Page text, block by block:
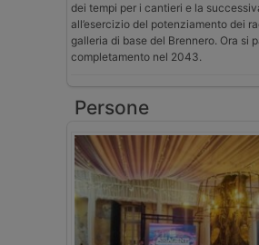
dei tempi per i cantieri e la
all’esercizio del potenziamento dei
galleria di base del Brennero. Ora si
completamento nel 2043.
Persone